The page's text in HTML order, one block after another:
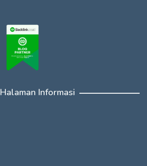
Halaman Informasi